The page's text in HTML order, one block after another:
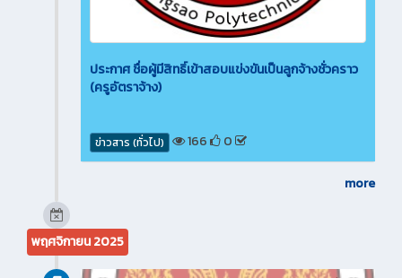
ประกาศ ชื่อผู้มีสิทธิ์เข้าสอบแข่งขันเป็นลูกจ้างชั่วคราว
(ครูอัตราจ้าง)
ข่าวสาร (ทั่วไป) 166 0
more
พฤศจิกายน 2025